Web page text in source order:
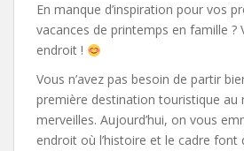
En manque d’inspiration pour vos
vacances de printemps en famille ?
endroit !
Vous n’avez pas besoin de partir
première destination touristique au
merveilles. Aujourd’hui, on vous
endroit où l’histoire et le cadre font